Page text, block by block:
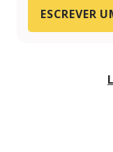
ESCREVER